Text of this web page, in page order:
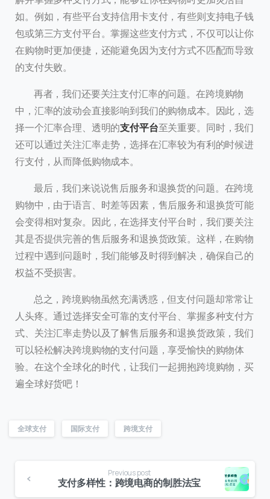
如。例如，有些平台支持信用卡支付，有些则支持电子钱
包或第三方支付平台。掌握这些支付方式，不仅可以让你
在购物时更加便捷，还能避免因为支付方式不匹配而导致
的支付失败。
再者，我们还要关注支付汇率的问题。在跨境购物
中，汇率的波动会直接影响到我们的购物成本。因此，选
择一个汇率合理、透明的支付平台至关重要。同时，我们
还可以通过关注汇率走势，选择在汇率较为有利的时候进
行支付，从而降低购物成本。
最后，我们来说说售后服务和退换货的问题。在跨境
购物中，由于语言、时差等因素，售后服务和退换货可能
会变得相对复杂。因此，在选择支付平台时，我们要关注
其是否提供完善的售后服务和退换货政策。这样，在购物
过程中遇到问题时，我们能够及时得到解决，确保自己的
权益不受损害。
总之，跨境购物虽然充满诱惑，但支付问题却常常让
人头疼。通过选择安全可靠的支付平台、掌握多种支付方
式、关注汇率走势以及了解售后服务和退换货政策，我们
可以轻松解决跨境购物的支付问题，享受愉快的购物体
验。在这个全球化的时代，让我们一起拥抱跨境购物，买
遍全球好货吧！
全球支付 国际支付 跨境支付
Previous post
支付多样性：跨境电商的制胜法宝